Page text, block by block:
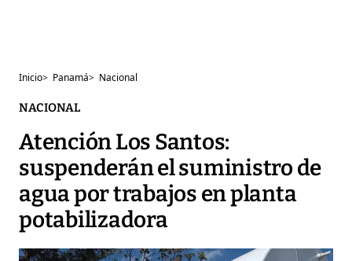
Inicio> Panamá> Nacional
NACIONAL
Atención Los Santos:
suspenderán el suministro de
agua por trabajos en planta
potabilizadora